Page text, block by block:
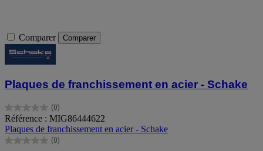
Comparer Comparer
Plaques de franchissement en acier - Schake
(0)
0.0
sur
5
étoiles.
Référence : MIG86444622
Plaques de franchissement en acier - Schake
(0)
0.0